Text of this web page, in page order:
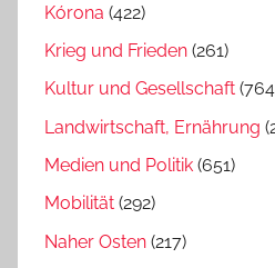
Kórona (422)
Krieg und Frieden (261)
Kultur und Gesellschaft
Landwirtschaft, Ernährung
Medien und Politik (651)
Mobilität (292)
Naher Osten (217)